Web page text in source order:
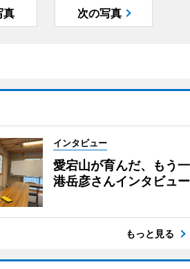
真 次の写真
インタビュー
愛宕山が育んだ、もう
港岳彦さんインタビュー
もっと見る